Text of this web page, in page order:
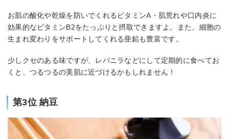
お肌の酸化や乾燥を防いでくれるビタミンA・肌荒れや口内炎に
効果的なビタミンB2をたっぷりと摂取できますよ。また、細胞の
生まれ変わりをサポートしてくれる亜鉛も豊富です。
少しクセのある味ですが、レバニラなどにして定期的に食べてお
くと、つるつるの美肌に近づけるかもしれません！
第3位 納豆